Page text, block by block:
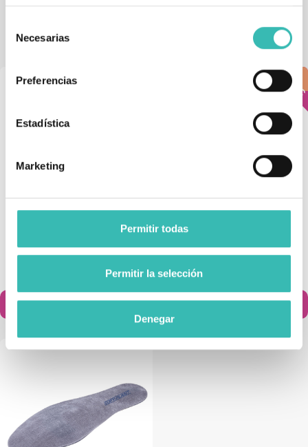
Necesarias
Preferencias
Estadística
Marketing
Permitir todas
Permitir la selección
Denegar
También podría interesarle
Plantillas De Silicona Larga
Con Apoyo Retrocapital
Añadir al carrito 
Muleta Ergodynamic
32,99 €
Añadir al carrito 
¡EN OFERTA! -3,00 €